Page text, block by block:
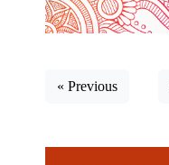
« Previous